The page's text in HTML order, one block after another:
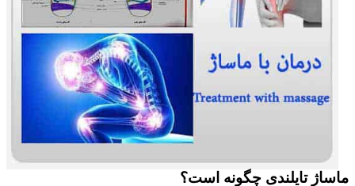
ماساژ تایلندی چگونه است؟